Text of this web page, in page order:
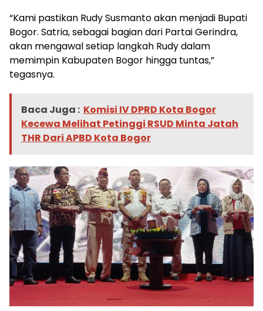
“Kami pastikan Rudy Susmanto akan menjadi Bupati
Bogor. Satria, sebagai bagian dari Partai Gerindra,
akan mengawal setiap langkah Rudy dalam
memimpin Kabupaten Bogor hingga tuntas,”
tegasnya.
Baca Juga : Komisi IV DPRD Kota Bogor
Kecewa Melihat Petinggi RSUD Minta Jatah
THR Dari APBD Kota Bogor